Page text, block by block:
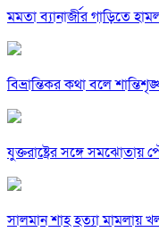
মমতা ব্যানার্জীর গাড়িতে
বিভ্রান্তিকর কথা বলে
যুক্তরাষ্ট্রের সঙ্গে
সালমান শাহ হত্যা